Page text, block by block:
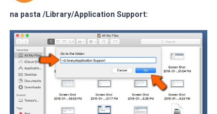
na pasta /Library/Application Support: